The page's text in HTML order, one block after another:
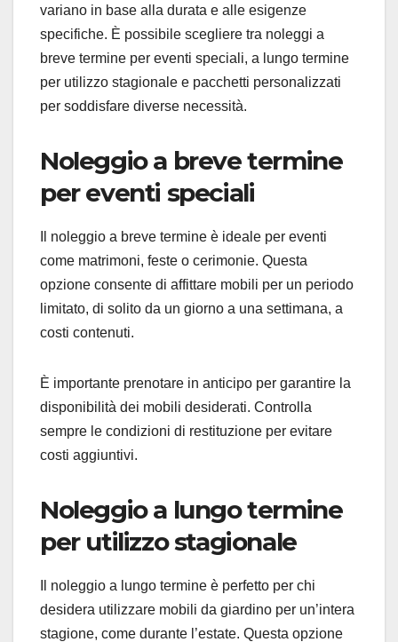
variano in base alla durata e alle esigenze
specifiche. È possibile scegliere tra noleggi a
breve termine per eventi speciali, a lungo termine
per utilizzo stagionale e pacchetti personalizzati
per soddisfare diverse necessità.
Noleggio a breve termine
per eventi speciali
Il noleggio a breve termine è ideale per eventi
come matrimoni, feste o cerimonie. Questa
opzione consente di affittare mobili per un periodo
limitato, di solito da un giorno a una settimana, a
costi contenuti.
È importante prenotare in anticipo per garantire la
disponibilità dei mobili desiderati. Controlla
sempre le condizioni di restituzione per evitare
costi aggiuntivi.
Noleggio a lungo termine
per utilizzo stagionale
Il noleggio a lungo termine è perfetto per chi
desidera utilizzare mobili da giardino per un’intera
stagione, come durante l’estate. Questa opzione